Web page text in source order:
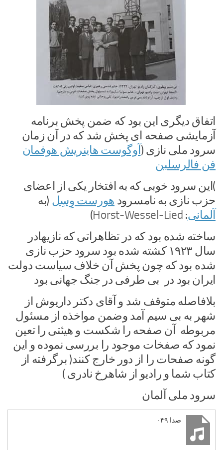
اتفاق دیگری این بود که ضمن پخش برنامه
آزمایشی صفحه ای پخش شد که در آن زمان
سرود ملی نازی (آوگوست هاینریش هوفمان
فن فالرسلبن
)این سرود خوبی که به افتخار یکی از اعضای
حزب نازی به نامسرود هورست وِسِل (به
آلمانی:
Horst-Wessel-Lied
)
ساخته شده بود که در تظاهراتی که نازیهادر
سال ۱۹۲۳ کشته شده بود سرود حزب نازی
شده بود که چون پخش آن خلاف سیاست دولت
ایران بود در بی طرفی در جنگ جهانی بود
بلافاصله متوقف شد و آقای دکتر داریوش از
شهر به بی سیم آمد وضمن مواخذه از مسئول
مربوطه آن صفحه را شکست و هیئتی را تعین
نمود که صفخات موجود را بررسی نموده و این
گونه صفحات را از دور خارج کنند( برگرفته از
کتاب شما و رادیو از شاهرخ نادری )
سرود ملی آلمان
صدا ۰۴۹